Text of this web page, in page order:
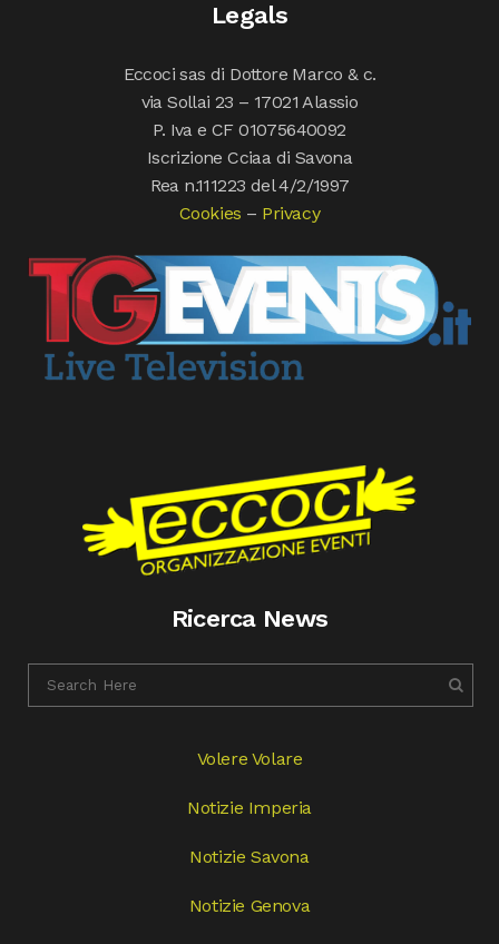
Legals
Eccoci sas di Dottore Marco & c.
via Sollai 23 – 17021 Alassio
P. Iva e CF 01075640092
Iscrizione Cciaa di Savona
Rea n.111223 del 4/2/1997
Cookies – Privacy
Ricerca News
Volere Volare
Notizie Imperia
Notizie Savona
Notizie Genova